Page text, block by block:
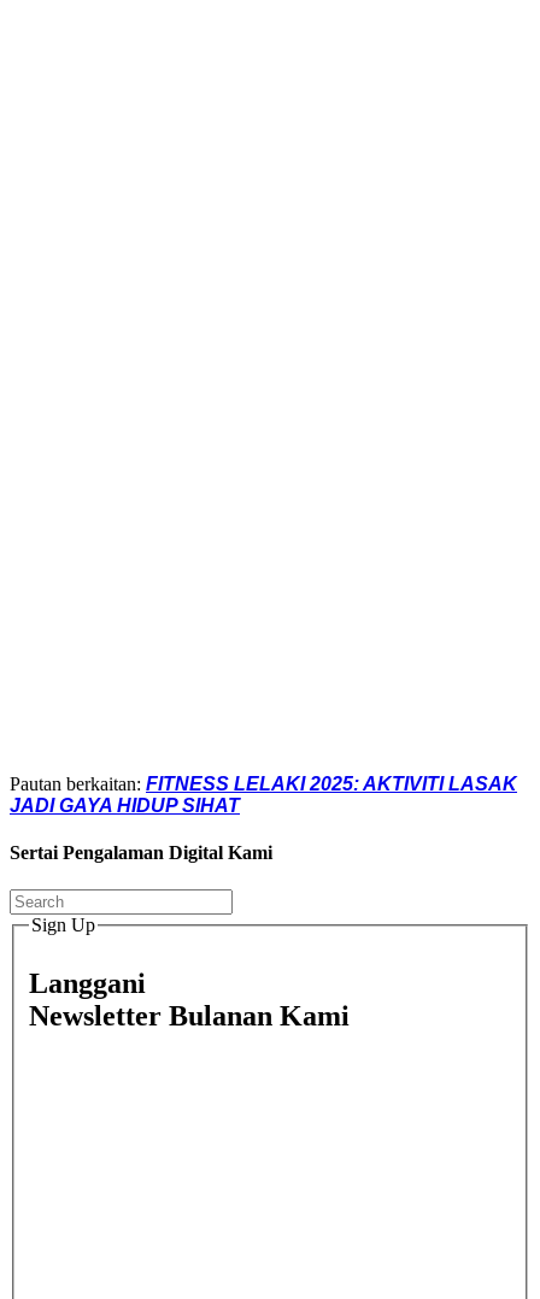
Pautan berkaitan: FITNESS LELAKI 2025: AKTIVITI LASAK
JADI GAYA HIDUP SIHAT
Sertai Pengalaman Digital Kami
Sign Up
Langgani
Newsletter Bulanan Kami